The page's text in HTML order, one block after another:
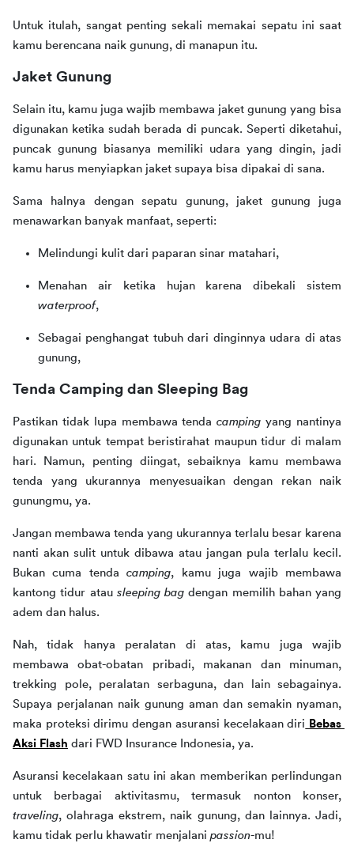
Untuk itulah, sangat penting sekali memakai sepatu ini saat
kamu berencana naik gunung, di manapun itu.
Jaket Gunung
Selain itu, kamu juga wajib membawa jaket gunung yang bisa
digunakan ketika sudah berada di puncak. Seperti diketahui,
puncak gunung biasanya memiliki udara yang dingin, jadi
kamu harus menyiapkan jaket supaya bisa dipakai di sana.
Sama halnya dengan sepatu gunung, jaket gunung juga
menawarkan banyak manfaat, seperti:
Melindungi kulit dari paparan sinar matahari,
Menahan air ketika hujan karena dibekali sistem
waterproof,
Sebagai penghangat tubuh dari dinginnya udara di atas
gunung,
Tenda Camping dan Sleeping Bag
Pastikan tidak lupa membawa tenda camping yang nantinya
digunakan untuk tempat beristirahat maupun tidur di malam
hari. Namun, penting diingat, sebaiknya kamu membawa
tenda yang ukurannya menyesuaikan dengan rekan naik
gunungmu, ya.
Jangan membawa tenda yang ukurannya terlalu besar karena
nanti akan sulit untuk dibawa atau jangan pula terlalu kecil.
Bukan cuma tenda camping, kamu juga wajib membawa
kantong tidur atau sleeping bag dengan memilih bahan yang
adem dan halus.
Nah, tidak hanya peralatan di atas, kamu juga wajib
membawa obat-obatan pribadi, makanan dan minuman,
trekking pole, peralatan serbaguna, dan lain sebagainya.
Supaya perjalanan naik gunung aman dan semakin nyaman,
maka proteksi dirimu dengan asuransi kecelakaan diri Bebas
Aksi Flash dari FWD Insurance Indonesia, ya.
Asuransi kecelakaan satu ini akan memberikan perlindungan
traveling, olahraga ekstrem, naik gunung, dan lainnya. Jadi,
kamu tidak perlu khawatir menjalani passion-mu!